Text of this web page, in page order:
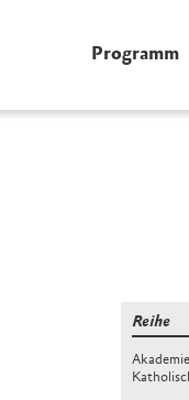
Programm
Reihe